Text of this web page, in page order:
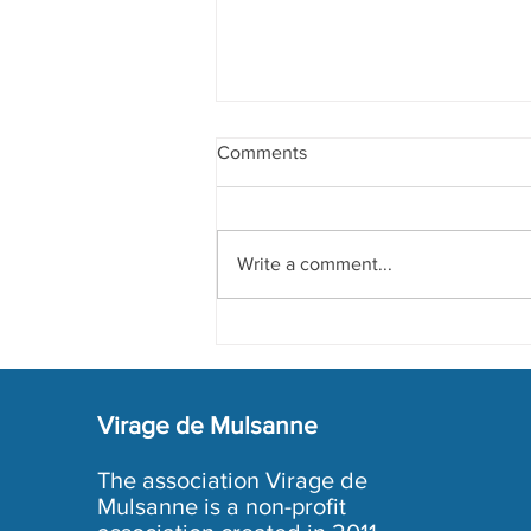
Comments
Write a comment...
Virage de Mulsanne
The association Virage de
Mulsanne is a non-profit